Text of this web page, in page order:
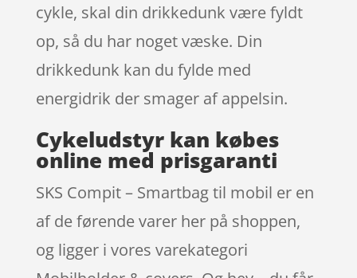
cykle, skal din drikkedunk være fyldt
op, så du har noget væske. Din
drikkedunk kan du fylde med
energidrik der smager af appelsin.
Cykeludstyr kan købes
online med prisgaranti
SKS Compit – Smartbag til mobil er en
af de førende varer her på shoppen,
og ligger i vores varekategori